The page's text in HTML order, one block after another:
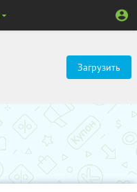
Загрузить